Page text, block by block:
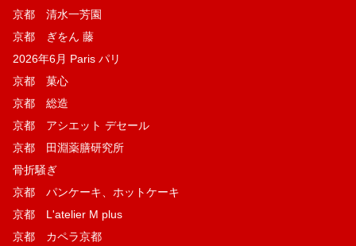
京都 清水一芳園
京都 ぎをん 藤
2026年6月 Paris パリ
京都 菓​心
京都 総造
京都 アシエット デセール
京都 田淵薬膳研究所
骨折騒ぎ
京都 パンケーキ、ホットケーキ
京都 L'atelier M plus
京都 カペラ京都